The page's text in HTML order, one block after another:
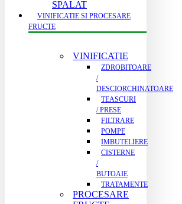
SPALAT
VINIFICATIE SI PROCESARE
FRUCTE
VINIFICATIE
ZDROBITOARE
/
DESCIORCHINATOARE
TEASCURI
/ PRESE
FILTRARE
POMPE
IMBUTELIERE
CISTERNE
/
BUTOAIE
TRATAMENTE
PROCESARE